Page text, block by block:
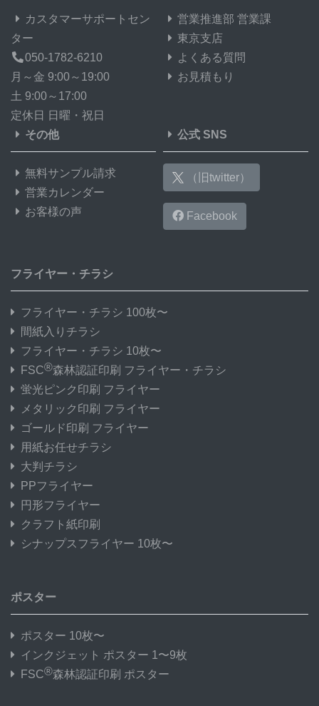
カスタマーサポートセン
ター
050-1782-6210
月～金 9:00～19:00
土 9:00～17:00
定休日 日曜・祝日
営業推進部 営業課
東京支店
よくある質問
お見積もり
その他
無料サンプル請求
営業カレンダー
お客様の声
公式 SNS
（旧twitter）
Facebook
フライヤー・チラシ
フライヤー・チラシ 100枚〜
間紙入りチラシ
フライヤー・チラシ 10枚〜
FSC®森林認証印刷 フライヤー・チラシ
蛍光ピンク印刷 フライヤー
メタリック印刷 フライヤー
ゴールド印刷 フライヤー
用紙お任せチラシ
大判チラシ
PPフライヤー
円形フライヤー
クラフト紙印刷
シナップスフライヤー 10枚〜
ポスター
ポスター 10枚〜
インクジェット ポスター 1〜9枚
FSC®森林認証印刷 ポスター